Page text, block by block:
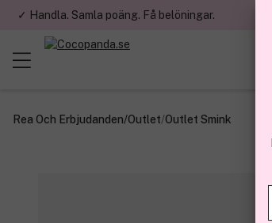
✓ Handla. Samla poäng. Få belöningar.
Rea Och Erbjudanden/Outlet/Outlet Smink